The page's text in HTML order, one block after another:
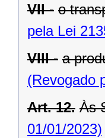
VII - o
pela Lei
VIII - a
(Revogado
Art. 12. Às
01/01/2023)